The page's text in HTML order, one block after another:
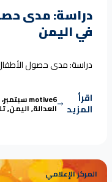
دراسة: مدى
في اليمن
دراسة: مدى حصول
اقرأ
المزيد
Posted by
motive6 سبتمبر، 2023
العدالة,اليمن,
المركز الإعلامي